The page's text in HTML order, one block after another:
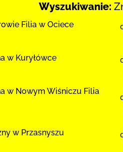
Wyszukiwanie:
Filia w Ociece
w Kuryłówce
w Nowym Wiśniczu Filia
w Przasnyszu